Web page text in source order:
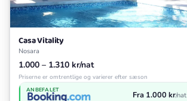
Casa Vitality
Nosara
1.000 – 1.310 kr/nat
Priserne er omtrentlige og varierer efter sæson
ANBEFALET Fra 1.000 kr/nat